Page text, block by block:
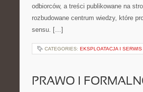
odbiorców, a treści publikowane na
rozbudowane centrum wiedzy, które
sensu. […]
CATEGORIES: EKSPLOATACJA I SERWIS
PRAWO I